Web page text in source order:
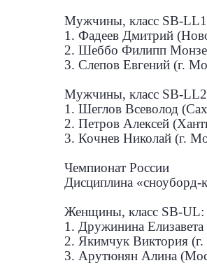
Мужчины, класс SB-
1. Фадеев Дмитрий
2. Шеббо Филипп
3. Слепов Евгений (г.
Мужчины, класс SB-
1. Шеглов Всеволод
2. Петров Алексей
3. Кочнев Николай (г.
Чемпионат России
Дисциплина «сноуборд-
Женщины, класс SB-UL:
1. Дружинина
2. Якимчук Виктория
3. Арутюнян Алина